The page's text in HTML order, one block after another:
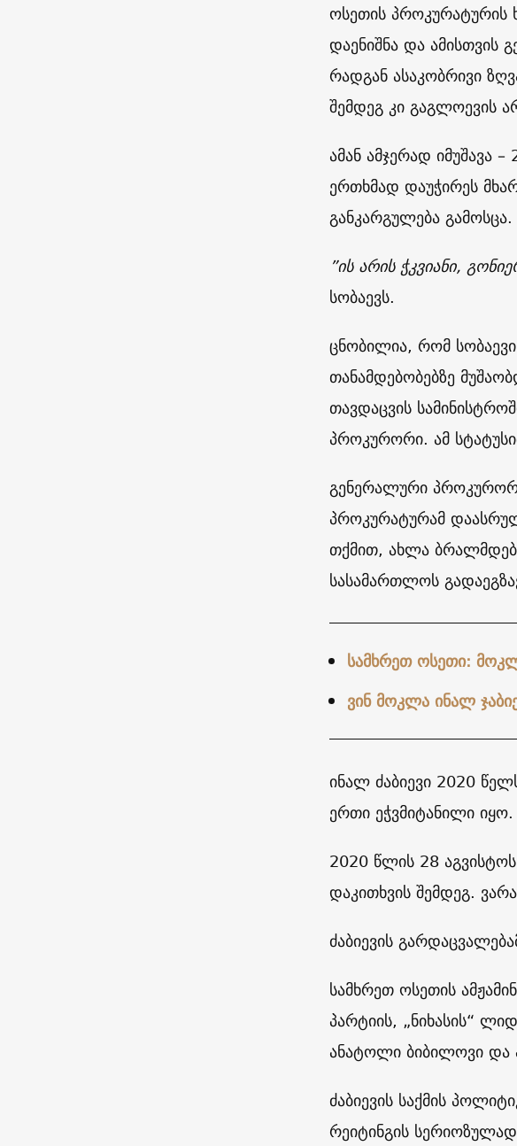
ოსეთის პროკურატურის
დაენიშნა და ამისთვის
რადგან ასაკობრივი
შემდეგ კი გაგლოევის
ამან ამჯერად იმუშავა
ერთხმად დაუჭირეს
განკარგულება გამოსცა.
”ის არის ჭკვიანი,
სობაევს.
ცნობილია, რომ
თანამდებობებზე
თავდაცვის
პროკურორი. ამ
გენერალური
პროკურატურამ
თქმით, ახლა
სასამართლოს
სამხრეთ ოსეთი:
ვინ მოკლა ინალ
ინალ ძაბიევი 2020
ერთი ეჭვმიტანილი იყო.
2020 წლის 28
დაკითხვის შემდეგ.
ძაბიევის
სამხრეთ ოსეთის
პარტიის, „ნიხასის“
ანატოლი ბიბილოვი და
ძაბიევის საქმის
რეიტინგის